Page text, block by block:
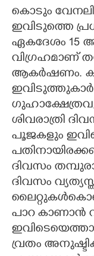
കൊടും
ഇവിടുത്തെ
ഏകദേശം 15
വിഗ്രഹമാണ്
ആക‌ർഷണം.
ശിവരാത്രി
പൂജകളും
ദിവസം
ദിവസം
പാറ കാണാൻ
വ്രതം